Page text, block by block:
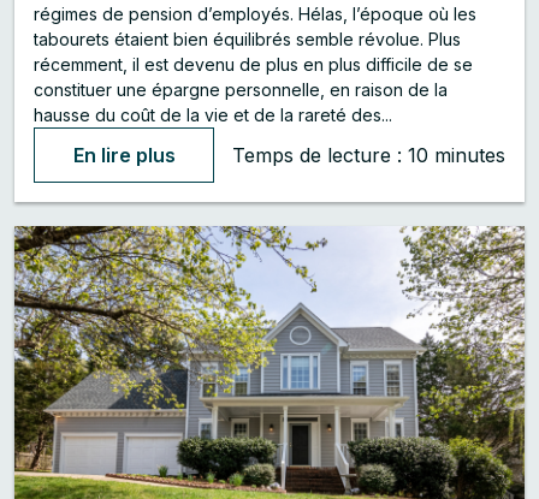
régimes de pension d’employés. Hélas, l’époque où les
tabourets étaient bien équilibrés semble révolue. Plus
récemment, il est devenu de plus en plus difficile de se
constituer une épargne personnelle, en raison de la
hausse du coût de la vie et de la rareté des...
En lire plus Temps de lecture : 10 minutes